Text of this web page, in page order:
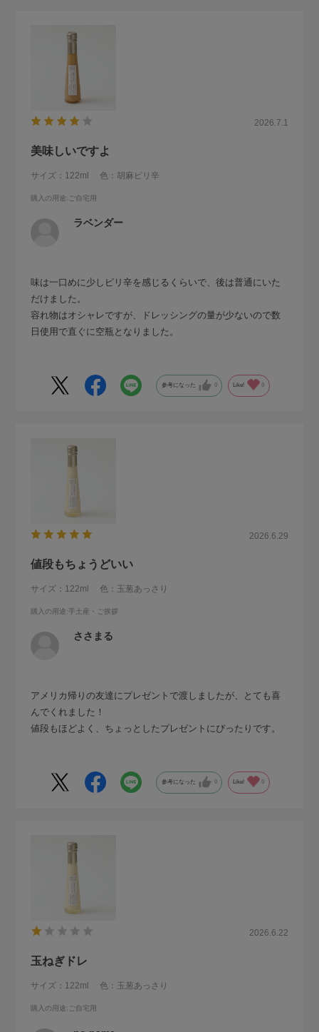
2026.7.1
美味しいですよ
サイズ：122ml 色：胡麻ピリ辛
購入の用途:ご自宅用
ラベンダー
味は一口めに少しピリ辛を感じるくらいで、後は普通にいた
だけました。
容れ物はオシャレですが、ドレッシングの量が少ないので数
日使用で直ぐに空瓶となりました。
参考になった 0 Like! 0
2026.6.29
値段もちょうどいい
サイズ：122ml 色：玉葱あっさり
購入の用途:手土産・ご挨拶
ささまる
アメリカ帰りの友達にプレゼントで渡しましたが、とても喜
んでくれました！
値段もほどよく、ちょっとしたプレゼントにぴったりです。
参考になった 0 Like! 0
2026.6.22
玉ねぎドレ
サイズ：122ml 色：玉葱あっさり
購入の用途:ご自宅用